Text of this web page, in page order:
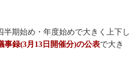
半期始め・年度始めで大きく上下し
事録(3月13日開催分)の公表で大き